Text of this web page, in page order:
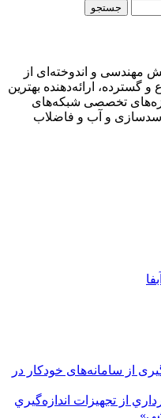
مهندسی و اندوخته‌ای از
ارائه‌دهنده بهترین
تخصصی شبکه‌های
سدسازی و آب و فاضلاب
از سامانه‌های خودکار در
از تجهيزات اندازه‌گيري